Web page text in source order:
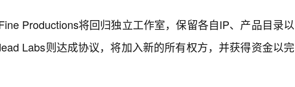
Productions将回归独立工作室，保留各自IP、产品目录以
Labs则达成协议，将加入新的所有权方，并获得资金以完